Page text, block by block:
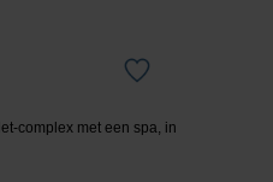
complex met een spa, in